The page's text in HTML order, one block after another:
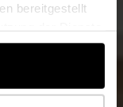
bereitgestellt